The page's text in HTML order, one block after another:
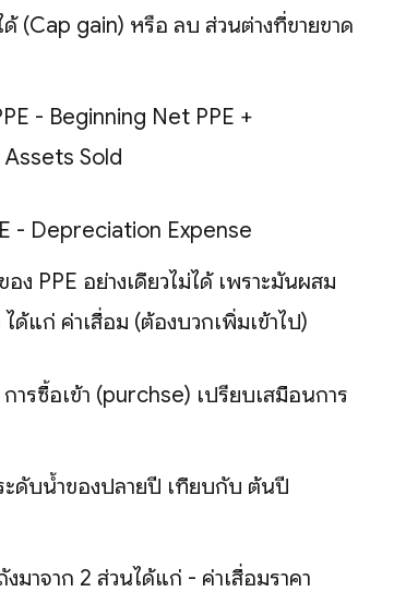
ด้ (Cap gain) หรือ ลบ ส่วนต่างที่ขายขาด
- Beginning Net PPE +
Sold
- Depreciation Expense
ง PPE อย่างเดียวไม่ได้ เพราะมันผสม
ด้แก่ ค่าเสื่อม (ต้องบวกเพิ่มเข้าไป)
รซื้อเข้า (purchse) เปรียบเสมือนการ
ดับน้ำของปลายปี เทียบกับ ต้นปี
มาจาก 2 ส่วนได้แก่ - ค่าเสื่อมราคา